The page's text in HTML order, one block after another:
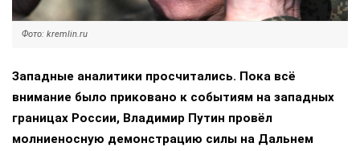
Фото: kremlin.ru
Западные аналитики просчитались. Пока всё
внимание было приковано к событиям на западных
границах России, Владимир Путин провёл
молниеносную демонстрацию силы на Дальнем